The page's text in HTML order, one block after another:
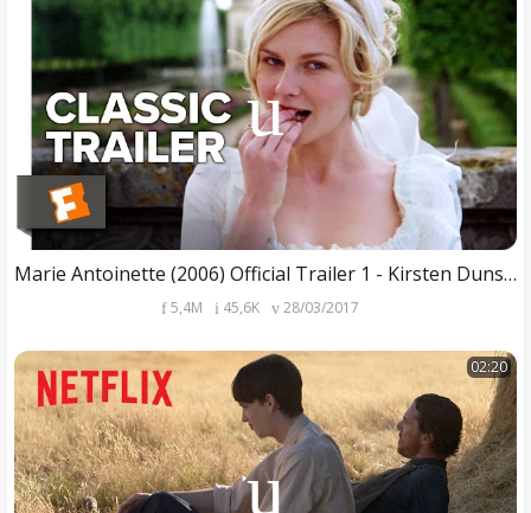
Marie Antoinette (2006) Official Trailer 1 - Kirsten Dunst Movie
5,4M 45,6K 28/03/2017
02:20